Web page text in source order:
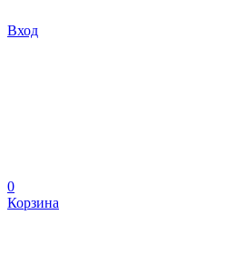
Вход
0
Корзина